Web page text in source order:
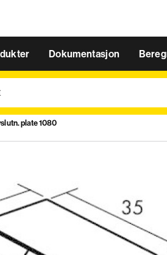
Dokumentasjon
plate 1080